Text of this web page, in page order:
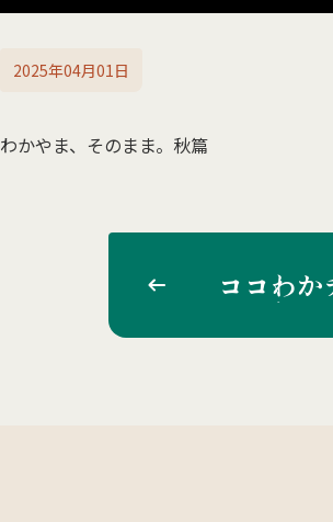
2025年04月01日
わかやま、そのまま。秋篇
ココわ